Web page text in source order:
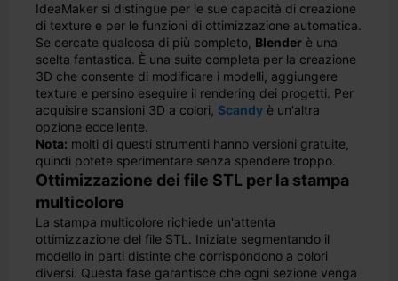
IdeaMaker si distingue per le sue capacità di creazione
di texture e per le funzioni di ottimizzazione automatica.
Se cercate qualcosa di più completo, Blender è una
scelta fantastica. È una suite completa per la creazione
3D che consente di modificare i modelli, aggiungere
texture e persino eseguire il rendering dei progetti. Per
acquisire scansioni 3D a colori, Scandy è un'altra
opzione eccellente.
Nota: molti di questi strumenti hanno versioni gratuite,
quindi potete sperimentare senza spendere troppo.
Ottimizzazione dei file STL per la stampa
multicolore
La stampa multicolore richiede un'attenta
ottimizzazione del file STL. Iniziate segmentando il
modello in parti distinte che corrispondono a colori
diversi. Questa fase garantisce che ogni sezione venga